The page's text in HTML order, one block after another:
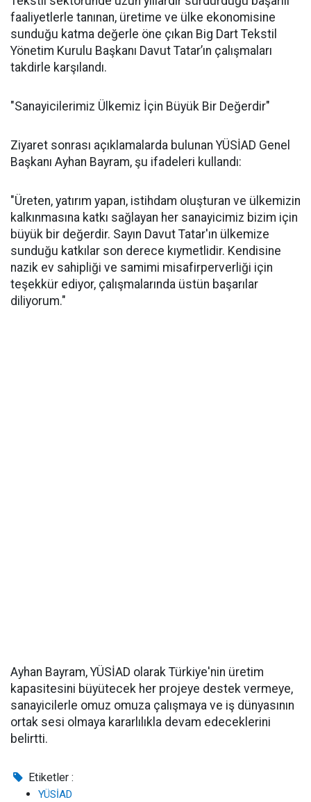
faaliyetlerle tanınan, üretime ve ülke ekonomisine
sunduğu katma değerle öne çıkan Big Dart Tekstil
Yönetim Kurulu Başkanı Davut Tatar’ın çalışmaları
takdirle karşılandı.
"Sanayicilerimiz Ülkemiz İçin Büyük Bir Değerdir"
Ziyaret sonrası açıklamalarda bulunan YÜSİAD Genel
Başkanı Ayhan Bayram, şu ifadeleri kullandı:
"Üreten, yatırım yapan, istihdam oluşturan ve ülkemizin
kalkınmasına katkı sağlayan her sanayicimiz bizim için
büyük bir değerdir. Sayın Davut Tatar'ın ülkemize
sunduğu katkılar son derece kıymetlidir. Kendisine
nazik ev sahipliği ve samimi misafirperverliği için
teşekkür ediyor, çalışmalarında üstün başarılar
diliyorum."
Ayhan Bayram, YÜSİAD olarak Türkiye'nin üretim
kapasitesini büyütecek her projeye destek vermeye,
sanayicilerle omuz omuza çalışmaya ve iş dünyasının
ortak sesi olmaya kararlılıkla devam edeceklerini
belirtti.
Etiketler :
YÜSİAD